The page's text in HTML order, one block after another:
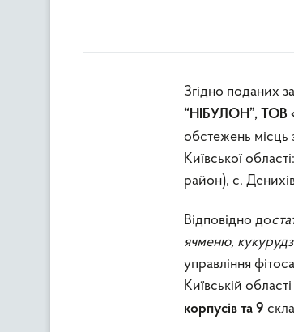
Згідно поданих
“НІБУЛОН”, ТОВ
обстежень місць
Київської
район), с.
Відповідно до
ячменю,
управління
Київській
корпусів та 9